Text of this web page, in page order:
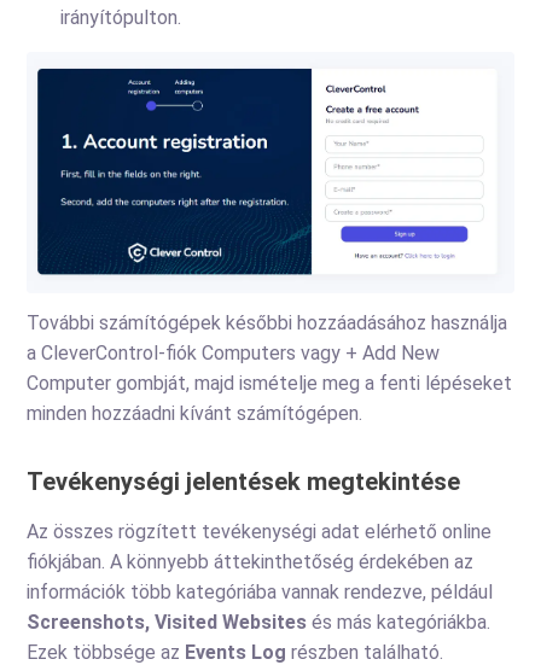
irányítópulton.
További számítógépek későbbi hozzáadásához használja
a CleverControl-fiók Computers vagy + Add New
Computer gombját, majd ismételje meg a fenti lépéseket
minden hozzáadni kívánt számítógépen.
Tevékenységi jelentések megtekintése
Az összes rögzített tevékenységi adat elérhető online
fiókjában. A könnyebb áttekinthetőség érdekében az
információk több kategóriába vannak rendezve, például
Screenshots, Visited Websites és más kategóriákba.
Ezek többsége az Events Log részben található.